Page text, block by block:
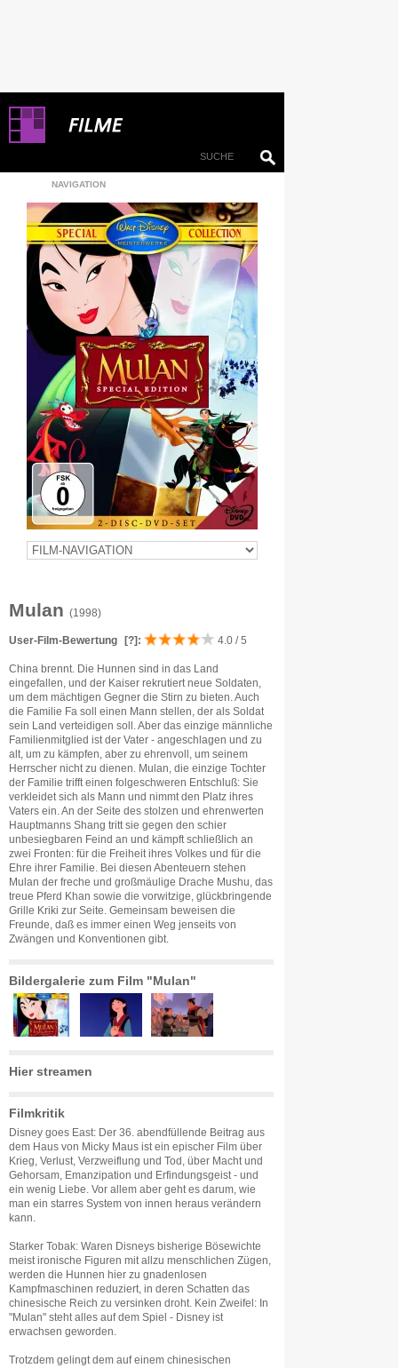
NAVIGATION
Mulan (1998)
User-Film-Bewertung [?] : 4.0 / 5
China brennt. Die Hunnen sind in das Land
eingefallen, und der Kaiser rekrutiert neue Soldaten,
um dem mächtigen Gegner die Stirn zu bieten. Auch
die Familie Fa soll einen Mann stellen, der als Soldat
sein Land verteidigen soll. Aber das einzige männliche
Familienmitglied ist der Vater - angeschlagen und zu
alt, um zu kämpfen, aber zu ehrenvoll, um seinem
Herrscher nicht zu dienen. Mulan, die einzige Tochter
der Familie trifft einen folgeschweren Entschluß: Sie
verkleidet sich als Mann und nimmt den Platz ihres
Vaters ein. An der Seite des stolzen und ehrenwerten
Hauptmanns Shang tritt sie gegen den schier
unbesiegbaren Feind an und kämpft schließlich an
zwei Fronten: für die Freiheit ihres Volkes und für die
Ehre ihrer Familie. Bei diesen Abenteuern stehen
Mulan der freche und großmäulige Drache Mushu, das
treue Pferd Khan sowie die vorwitzige, glückbringende
Grille Kriki zur Seite. Gemeinsam beweisen die
Freunde, daß es immer einen Weg jenseits von
Zwängen und Konventionen gibt.
Bildergalerie zum Film "Mulan"
Hier streamen
Filmkritik
Disney goes East: Der 36. abendfüllende Beitrag aus
dem Haus von Micky Maus ist ein epischer Film über
Krieg, Verlust, Verzweiflung und Tod, über Macht und
Gehorsam, Emanzipation und Erfindungsgeist - und
ein wenig Liebe. Vor allem aber geht es darum, wie
man ein starres System von innen heraus verändern
kann.
Starker Tobak: Waren Disneys bisherige Bösewichte
meist ironische Figuren mit allzu menschlichen Zügen,
werden die Hunnen hier zu gnadenlosen
Kampfmaschinen reduziert, in deren Schatten das
chinesische Reich zu versinken droht. Kein Zweifel: In
"Mulan" steht alles auf dem Spiel - Disney ist
erwachsen geworden.
Trotzdem gelingt dem auf einem chinesischen